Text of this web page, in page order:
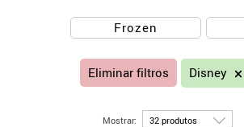
Frozen
Eliminar filtros Disney
Mostrar: